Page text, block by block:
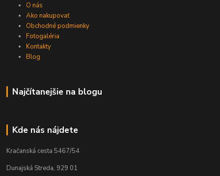
O nás
Ako nakupovať
Obchodné podmienky
Fotogaléria
Kontakty
Blog
Najčítanejšie na blogu
Kde nás nájdete
Kračanská cesta 5467/54
Dunajská Streda, 929 01